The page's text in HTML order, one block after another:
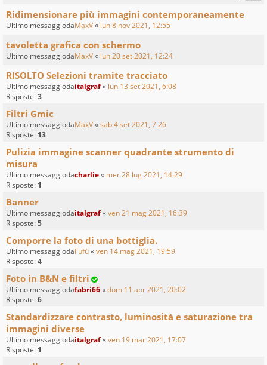
Ridimensionare più immagini contemporaneamente
Ultimo messaggiodaMaxV« lun 8 nov 2021, 12:55
tavoletta grafica con schermo
Ultimo messaggiodaMaxV« lun 20 set 2021, 12:24
RISOLTO Selezioni tramite tracciato
Ultimo messaggiodaitalgraf« lun 13 set 2021, 6:08
Risposte:3
Filtri Gmic
Ultimo messaggiodaMaxV«sab 4 set 2021, 7:26
Risposte: 13
Pulizia immagine scanner quadrante strumento di
misura
Ultimo messaggiodacharlie« mer 28 lug 2021, 14:29
Risposte: 1
Banner
Ultimo messaggiodaitalgraf«ven 21 mag 2021, 16:39
Risposte:5
Comporre la foto di una bottiglia.
Ultimo messaggiodaFufù«ven 14 mag 2021, 19:59
Risposte:4
Foto in B&N e filtri
Ultimo messaggiodafabri66«dom 11 apr 2021, 20:02
Risposte:6
Standardizzare contrasto, luminosità e saturazione tra
immagini diverse
Ultimo messaggiodaitalgraf«ven 19 mar 2021, 17:07
Risposte: 1